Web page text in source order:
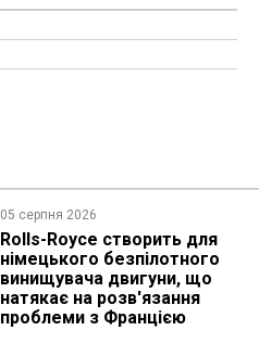
05 серпня 2026
Rolls-Royce створить для
німецького безпілотного
винищувача двигуни, що
натякає на розв'язання
проблеми з Францією